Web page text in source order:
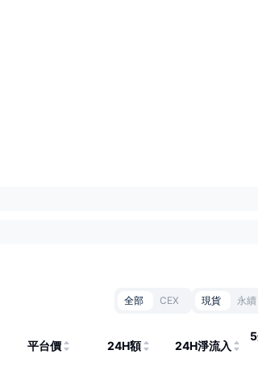
全部 CEX 現貨 永續
平台價 24H額 24H淨流入